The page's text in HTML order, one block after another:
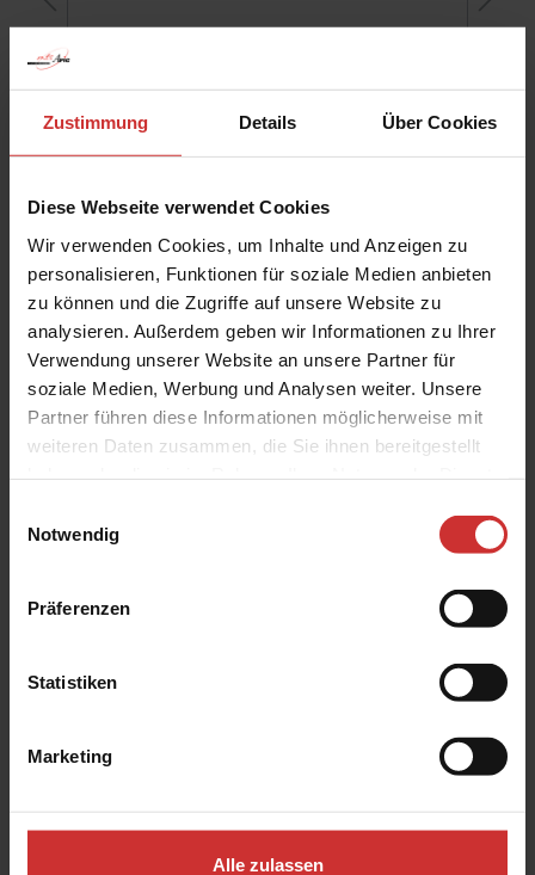
Zustimmung Details Über Cookies
Diese Webseite verwendet Cookies
Wir verwenden Cookies, um Inhalte und Anzeigen zu
personalisieren, Funktionen für soziale Medien anbieten
zu können und die Zugriffe auf unsere Website zu
analysieren. Außerdem geben wir Informationen zu Ihrer
Verwendung unserer Website an unsere Partner für
soziale Medien, Werbung und Analysen weiter. Unsere
Partner führen diese Informationen möglicherweise mit
weiteren Daten zusammen, die Sie ihnen bereitgestellt
Notwendig
Präferenzen
Statistiken
Marketing
Alle zulassen
Filterelement: 20" | Werkstoff:
Preis nach Anmeldung
DETAILS
Produktgalerie überspringen
Gehäuse aus Edelstahl